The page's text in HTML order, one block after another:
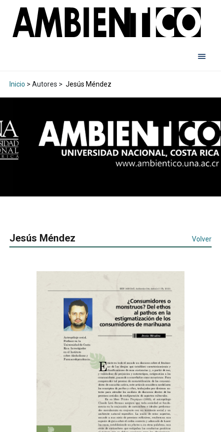
Inicio > Autores > Jesús Méndez
Jesús Méndez Volver